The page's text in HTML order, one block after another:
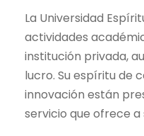
La Universidad
actividades
institución privada,
lucro. Su espíritu de
innovación están
servicio que ofrece a